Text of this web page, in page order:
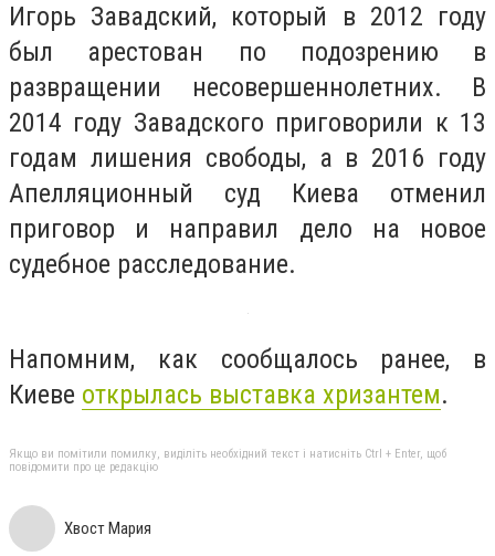
Игорь Завадский, который в 2012 году
был арестован по подозрению в
развращении несовершеннолетних. В
2014 году Завадского приговорили к 13
годам лишения свободы, а в 2016 году
Апелляционный суд Киева отменил
приговор и направил дело на новое
судебное расследование.
Напомним, как сообщалось ранее, в
Киеве открылась выставка хризантем.
Якщо ви помітили помилку, виділіть необхідний текст і натисніть Ctrl + Enter, щоб
повідомити про це редакцію
Хвост Мария